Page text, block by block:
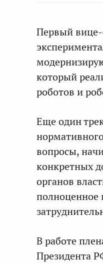
Первый вице-
который
роботов и
Еще один
вопросы,
конкретных
органов
полноценное
В работе
Президента